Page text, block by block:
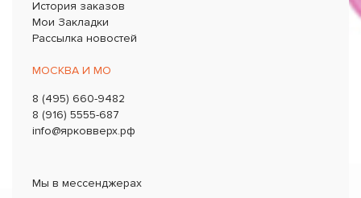
История заказов
Мои Закладки
Рассылка новостей
МОСКВА И МО
8 (495) 660-9482
8 (916) 5555-687
info@ярковверх.рф
Мы в мессенджерах